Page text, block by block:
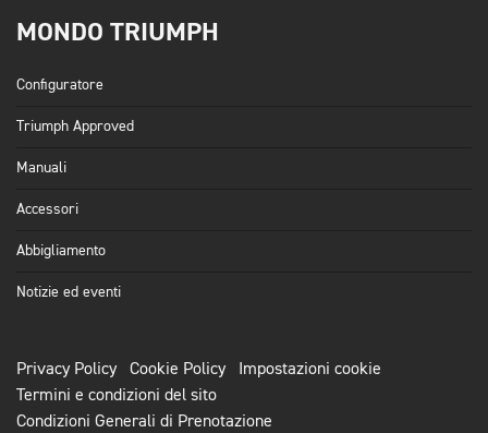
MONDO TRIUMPH
Configuratore
Triumph Approved
Manuali
Accessori
Abbigliamento
Notizie ed eventi
Privacy Policy Cookie Policy
Impostazioni cookie
Termini e condizioni del sito
Condizioni Generali di Prenotazione